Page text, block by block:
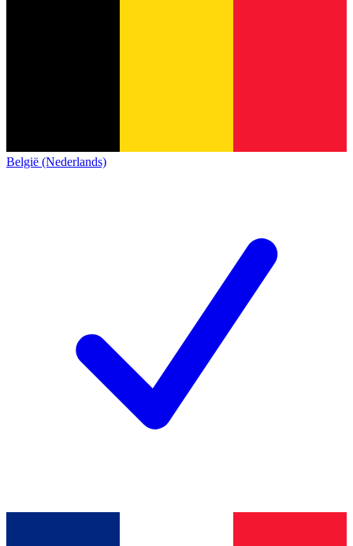
België (Nederlands)